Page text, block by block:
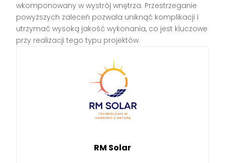
wkomponowany w wystrój wnętrza. Przestrzeganie
powyższych zaleceń pozwala uniknąć komplikacji i
utrzymać wysoką jakość wykonania, co jest kluczowe
przy realizacji tego typu projektów.
RM Solar